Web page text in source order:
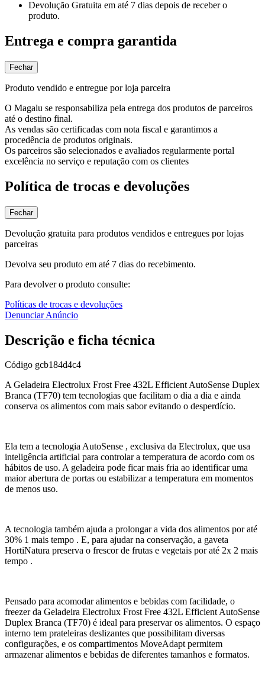
Devolução Gratuita em até 7 dias depois de receber o
produto.
Entrega e compra garantida
Fechar
Produto vendido e entregue por loja parceira
O Magalu se responsabiliza pela entrega dos produtos de parceiros
até o destino final.
As vendas são certificadas com nota fiscal e garantimos a
procedência de produtos originais.
Os parceiros são selecionados e avaliados regularmente portal
excelência no serviço e reputação com os clientes
Política de trocas e devoluções
Fechar
Devolução gratuita para produtos vendidos e entregues por lojas
parceiras
Devolva seu produto em até 7 dias do recebimento.
Para devolver o produto consulte:
Políticas de trocas e devoluções
Denunciar Anúncio
Descrição e ficha técnica
Código gcb184d4c4
A Geladeira Electrolux Frost Free 432L Efficient AutoSense Duplex
Branca (TF70) tem tecnologias que facilitam o dia a dia e ainda
conserva os alimentos com mais sabor evitando o desperdício.
Ela tem a tecnologia AutoSense , exclusiva da Electrolux, que usa
inteligência artificial para controlar a temperatura de acordo com os
hábitos de uso. A geladeira pode ficar mais fria ao identificar uma
maior abertura de portas ou estabilizar a temperatura em momentos
de menos uso.
A tecnologia também ajuda a prolongar a vida dos alimentos por até
30% 1 mais tempo . E, para ajudar na conservação, a gaveta
HortiNatura preserva o frescor de frutas e vegetais por até 2x 2 mais
tempo .
Pensado para acomodar alimentos e bebidas com facilidade, o
freezer da Geladeira Electrolux Frost Free 432L Efficient AutoSense
Duplex Branca (TF70) é ideal para preservar os alimentos. O espaço
interno tem prateleiras deslizantes que possibilitam diversas
configurações, e os compartimentos MoveAdapt permitem
armazenar alimentos e bebidas de diferentes tamanhos e formatos.